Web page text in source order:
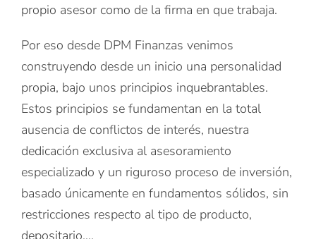
propio asesor como de la firma en que trabaja.
Por eso desde DPM Finanzas venimos
construyendo desde un inicio una personalidad
propia, bajo unos principios inquebrantables.
Estos principios se fundamentan en la total
ausencia de conflictos de interés, nuestra
dedicación exclusiva al asesoramiento
especializado y un riguroso proceso de inversión,
basado únicamente en fundamentos sólidos, sin
restricciones respecto al tipo de producto,
depositario….